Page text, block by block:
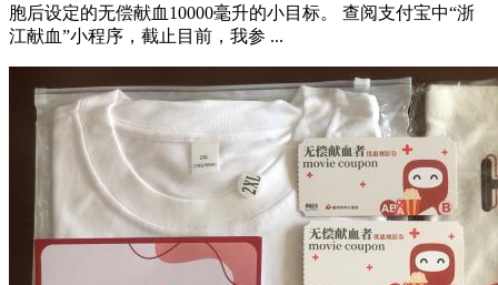
胞后设定的无偿献血10000毫升的小目标。 查阅支付宝中“浙
江献血”小程序，截止目前，我参 ...